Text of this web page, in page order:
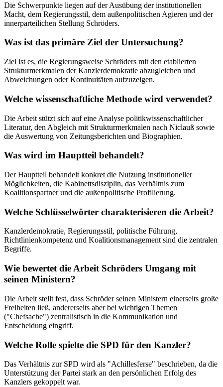
Die Schwerpunkte liegen auf der Ausübung der institutionellen
Macht, dem Regierungsstil, dem außenpolitischen Agieren und der
innerparteilichen Stellung Schröders.
Was ist das primäre Ziel der Untersuchung?
Ziel ist es, die Regierungsweise Schröders mit den etablierten
Strukturmerkmalen der Kanzlerdemokratie abzugleichen und
Abweichungen oder Kontinuitäten aufzuzeigen.
Welche wissenschaftliche Methode wird verwendet?
Die Arbeit stützt sich auf eine Analyse politikwissenschaftlicher
Literatur, den Abgleich mit Strukturmerkmalen nach Niclauß sowie
die Auswertung von Zeitungsberichten und Biographien.
Was wird im Hauptteil behandelt?
Der Hauptteil behandelt konkret die Nutzung institutioneller
Möglichkeiten, die Kabinettsdisziplin, das Verhältnis zum
Koalitionspartner und die außenpolitische Profilierung.
Welche Schlüsselwörter charakterisieren die Arbeit?
Kanzlerdemokratie, Regierungsstil, politische Führung,
Richtlinienkompetenz und Koalitionsmanagement sind die zentralen
Begriffe.
Wie bewertet die Arbeit Schröders Umgang mit
seinen Ministern?
Die Arbeit stellt fest, dass Schröder seinen Ministern einerseits große
Freiheiten ließ, andererseits aber bei wichtigen Themen
("Chefsache") zentralistisch in die Kommunikation und
Entscheidung eingriff.
Welche Rolle spielte die SPD für den Kanzler?
Das Verhältnis zur SPD wird als "Achillesferse" beschrieben, da die
Unterstützung der Partei stark an den persönlichen Erfolg des
Kanzlers gekoppelt war.